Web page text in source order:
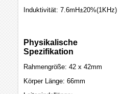
Induktivität: 7.6mH±20%(1KHz)
Physikalische
Spezifikation
Rahmengröße: 42 x 42mm
Körper Länge: 66mm